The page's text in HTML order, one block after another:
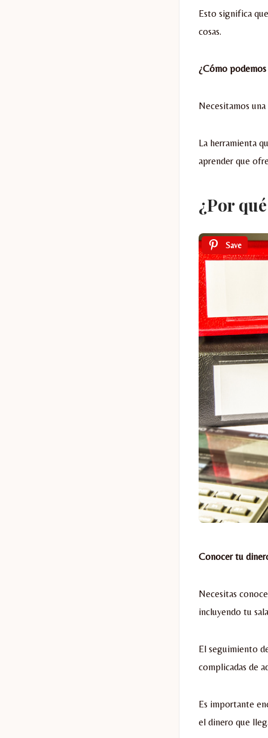
Esto significa
cosas.
¿Cómo
Necesitamos
La herramienta
aprender que
¿Por
Save
Conocer tu
Necesitas
incluyendo tu
El seguimiento
complicadas de
Es importante
el dinero que